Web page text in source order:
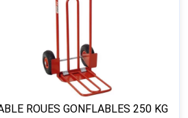
ROUES GONFLABLES 250 KG